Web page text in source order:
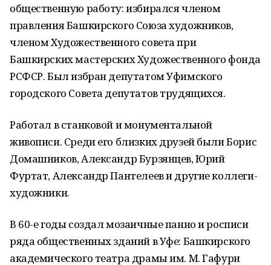
общественную работу: избирался членом
правления Башкирского Союза художников,
членом Художественного совета при
Башкирских мастерских Художественного фонда
РСФСР. Был избран депутатом Уфимского
городского Совета депутатов трудящихся.
Работал в станковой и монументальной
живописи. Среди его близких друзей были Борис
Домашников, Александр Бурзянцев, Юрий
Фуртат, Александр Пантелеев и другие коллеги-
художники.
В 60-е годы создал мозаичные панно и росписи
ряда общественных зданий в Уфе: Башкирского
академического театра драмы им. М. Гафури